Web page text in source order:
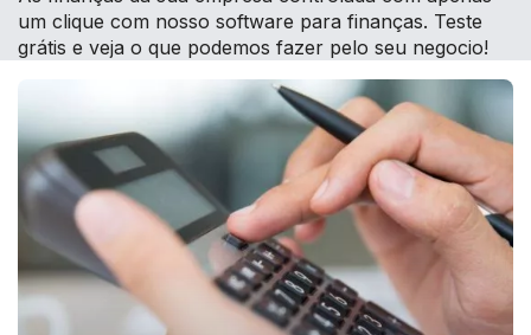
um clique com nosso software para finanças. Teste
grátis e veja o que podemos fazer pelo seu negocio!